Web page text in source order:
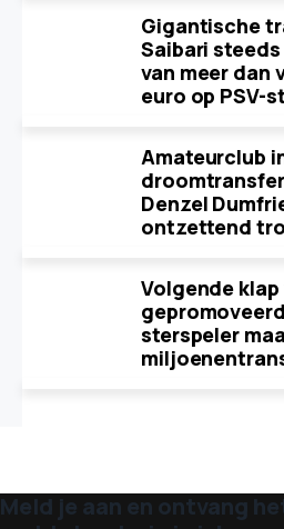
Gigantische
Saibari
van meer dan
euro op PSV-
Amateurclub
Denzel
ontzettend
Volgende
sterspeler
Meld je aan en ontvang